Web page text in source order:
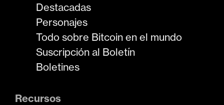
Destacadas
Personajes
Todo sobre Bitcoin en el mundo
Suscripción al Boletín
Boletines
Recursos